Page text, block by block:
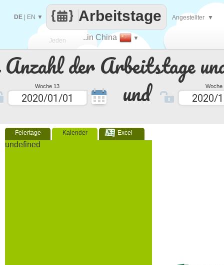
Anzahl der Arbeitstage
Woche 13 und Woche
Feiertage Kalender Excel
undefined
Jeden
Tag
..in China ▼
Arbeitstage
DE EN ▼ Angestellter ▼